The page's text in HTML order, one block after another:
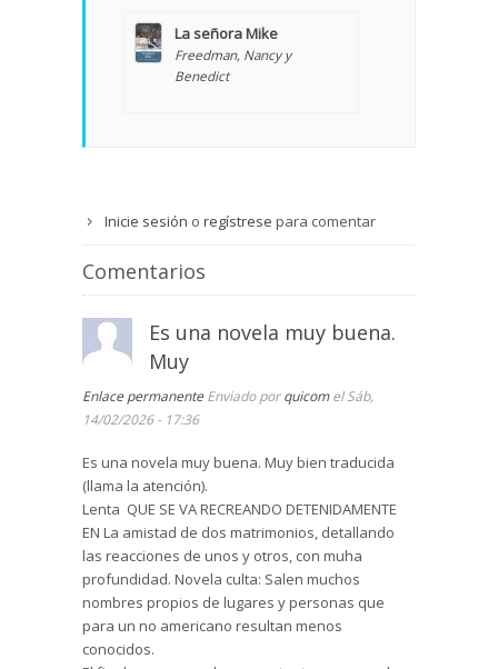
La señora Mike
Freedman, Nancy y
Benedict
Inicie sesión o regístrese para comentar
Comentarios
Es una novela muy buena.
Muy
Enlace permanente Enviado porquicomel Sáb,
14/02/2026 - 17:36
Es una novela muy buena. Muy bien traducida
(llama la atención).
Lenta QUE SE VA RECREANDO DETENIDAMENTE
EN La amistad de dos matrimonios, detallando
las reacciones de unos y otros, con muha
profundidad. Novela culta: Salen muchos
nombres propios de lugares y personas que
para un no americano resultan menos
conocidos.